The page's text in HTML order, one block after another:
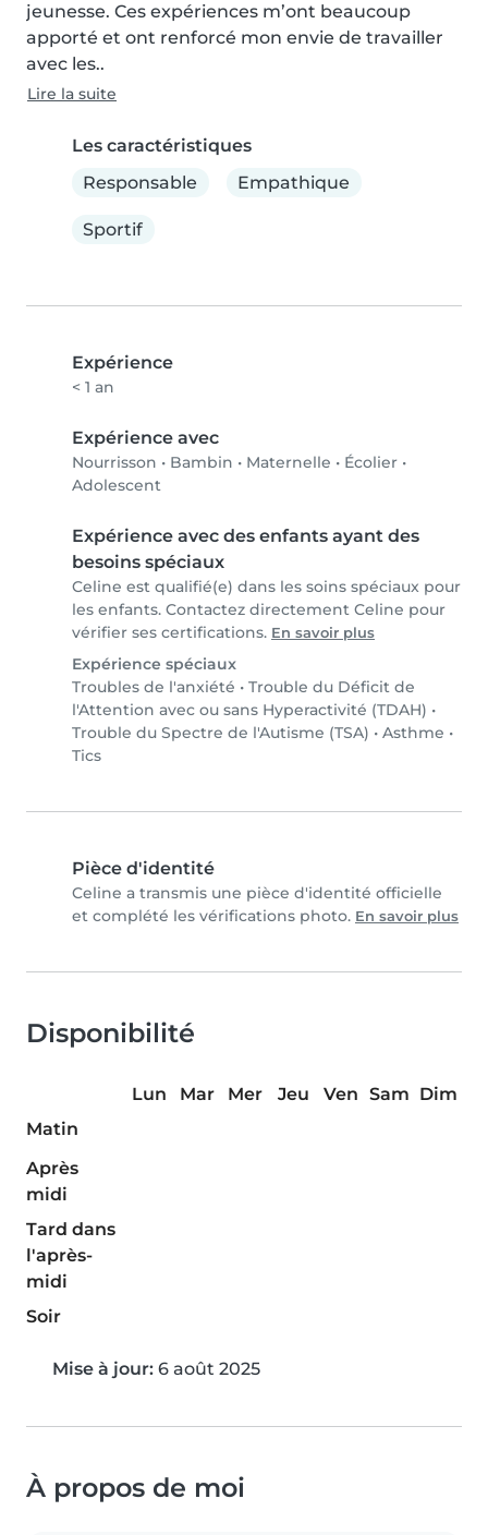
jeunesse. Ces expériences m’ont beaucoup
apporté et ont renforcé mon envie de travailler
avec les..
Lire la suite
Les caractéristiques
Responsable
Empathique
Sportif
Expérience
< 1 an
Expérience avec
Nourrisson • Bambin • Maternelle • Écolier •
Adolescent
Expérience avec des enfants ayant des
besoins spéciaux
Celine est qualifié(e) dans les soins spéciaux pour
les enfants. Contactez directement Celine pour
vérifier ses certifications. En savoir plus
Expérience spéciaux
Troubles de l'anxiété • Trouble du Déficit de
l'Attention avec ou sans Hyperactivité (TDAH) •
Trouble du Spectre de l'Autisme (TSA) • Asthme •
Tics
Pièce d'identité
Celine a transmis une pièce d'identité officielle
et complété les vérifications photo. En savoir plus
Disponibilité
Lun Mar Mer Jeu Ven Sam Dim
Matin
Après
midi
Tard dans
l'après-
midi
Soir
Mise à jour: 6 août 2025
À propos de moi